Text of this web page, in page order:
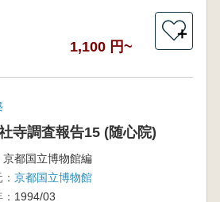
1,100 円~
＋
寺調査報告15 (随心院)
京都国立博物館編
京都国立博物館
1994/03